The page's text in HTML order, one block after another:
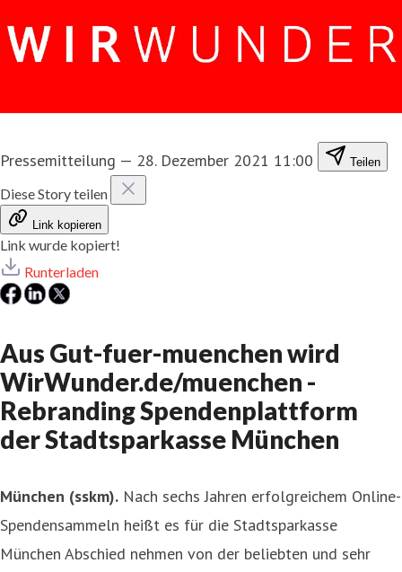
Pressemitteilung — 28. Dezember 2021 11:00 Teilen
Diese Story teilen
Link kopieren
Link wurde kopiert!
Runterladen
Aus Gut-fuer-muenchen wird
WirWunder.de/muenchen -
Rebranding Spendenplattform
der Stadtsparkasse München
München (sskm). Nach sechs Jahren erfolgreichem Online-
Spendensammeln heißt es für die Stadtsparkasse
München Abschied nehmen von der beliebten und sehr